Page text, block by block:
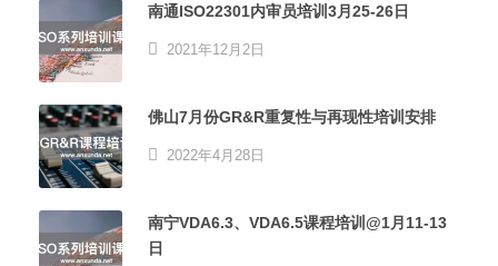
南通ISO22301内审员培训3月25-26日
2021年12月2日
佛山7月份GR&R重复性与再现性培训安排
2022年4月28日
南宁VDA6.3、VDA6.5课程培训@1月11-13
日